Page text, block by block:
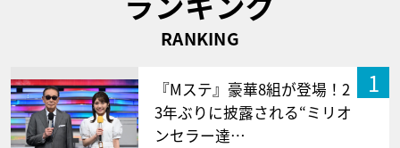
RANKING
1
『Mステ』豪華8組が登場！2
3年ぶりに披露される“ミリオ
ンセラー達…